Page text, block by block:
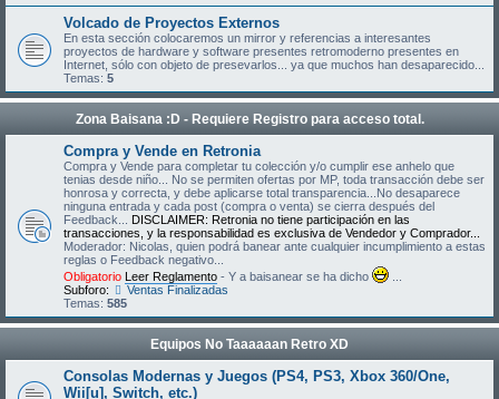
Volcado de Proyectos Externos
En esta sección colocaremos un mirror y referencias a interesantes
proyectos de hardware y software presentes retromoderno presentes en
Internet, sólo con objeto de presevarlos... ya que muchos han desaparecido...
Temas: 5
Zona Baisana :D - Requiere Registro para acceso total.
Compra y Vende en Retronia
Compra y Vende para completar tu colección y/o cumplir ese anhelo que
tenias desde niño... No se permiten ofertas por MP, toda transacción debe ser
honrosa y correcta, y debe aplicarse total transparencia...No desaparece
ninguna entrada y cada post (compra o venta) se cierra después del
Feedback... DISCLAIMER: Retronia no tiene participación en las
transacciones, y la responsabilidad es exclusiva de Vendedor y Comprador...
Moderador: Nicolas, quien podrá banear ante cualquier incumplimiento a estas
reglas o Feedback negativo...
Obligatorio Leer Reglamento - Y a baisanear se ha dicho
Subforo:
Ventas Finalizadas
Temas: 585
Equipos No Taaaaaan Retro XD
Consolas Modernas y Juegos (PS4, PS3, Xbox 360/One,
Wii[u], Switch, etc.)